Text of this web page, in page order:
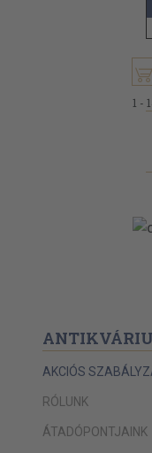
1 -
AKCIÓS
RÓLUNK
ÁTADÓPONTJAINK